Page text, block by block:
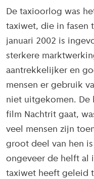
De taxioorlog was
taxiwet, die in fasen
januari 2002 is
sterkere
aantrekkelijker en
mensen er gebruik
niet uitgekomen. De
film Nachtrit gaat,
veel mensen zijn
groot deel van hen
ongeveer de helft al
taxiwet heeft geleid